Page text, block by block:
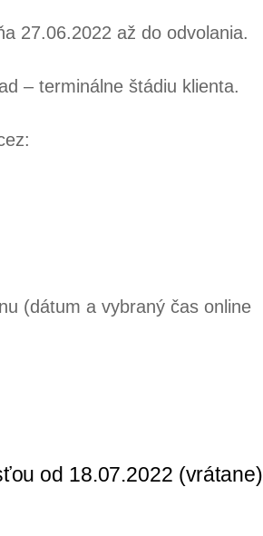
27.06.2022 až do odvolania.
– terminálne štádiu klienta.
(dátum a vybraný čas online
od 18.07.2022 (vrátane)